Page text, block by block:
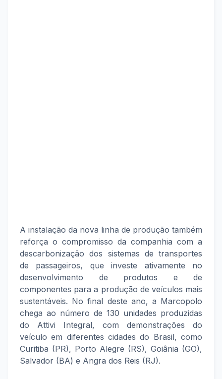
A instalação da nova linha de produção também
reforça o compromisso da companhia com a
descarbonização dos sistemas de transportes
de passageiros, que investe ativamente no
desenvolvimento de produtos e de
componentes para a produção de veículos mais
sustentáveis. No final deste ano, a Marcopolo
chega ao número de 130 unidades produzidas
do Attivi Integral, com demonstrações do
veículo em diferentes cidades do Brasil, como
Curitiba (PR), Porto Alegre (RS), Goiânia (GO),
Salvador (BA) e Angra dos Reis (RJ).